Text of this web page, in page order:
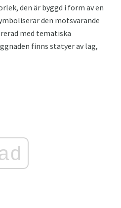
den är byggd i form av en
den motsvarande
med tematiska
finns statyer av lag,